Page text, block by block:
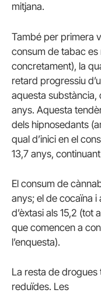
mitjana.
També per primera
consum de tabac es
concretament), la
retard progressiu
aquesta substància,
anys. Aquesta
dels hipnosedants (
qual d’inici en el
13,7 anys,
El consum de
anys; el de cocaïna i
d’èxtasi als 15,2 (tot
que comencen a
l’enquesta).
La resta de
reduïdes. Les